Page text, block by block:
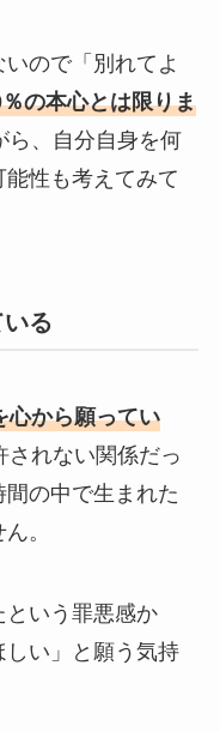
ので「別れてよ
の本心とは限りま
ら、自分自身を何
性も考えてみて
る
心から願ってい
されない関係だっ
の中で生まれた
。
という罪悪感か
しい」と願う気持